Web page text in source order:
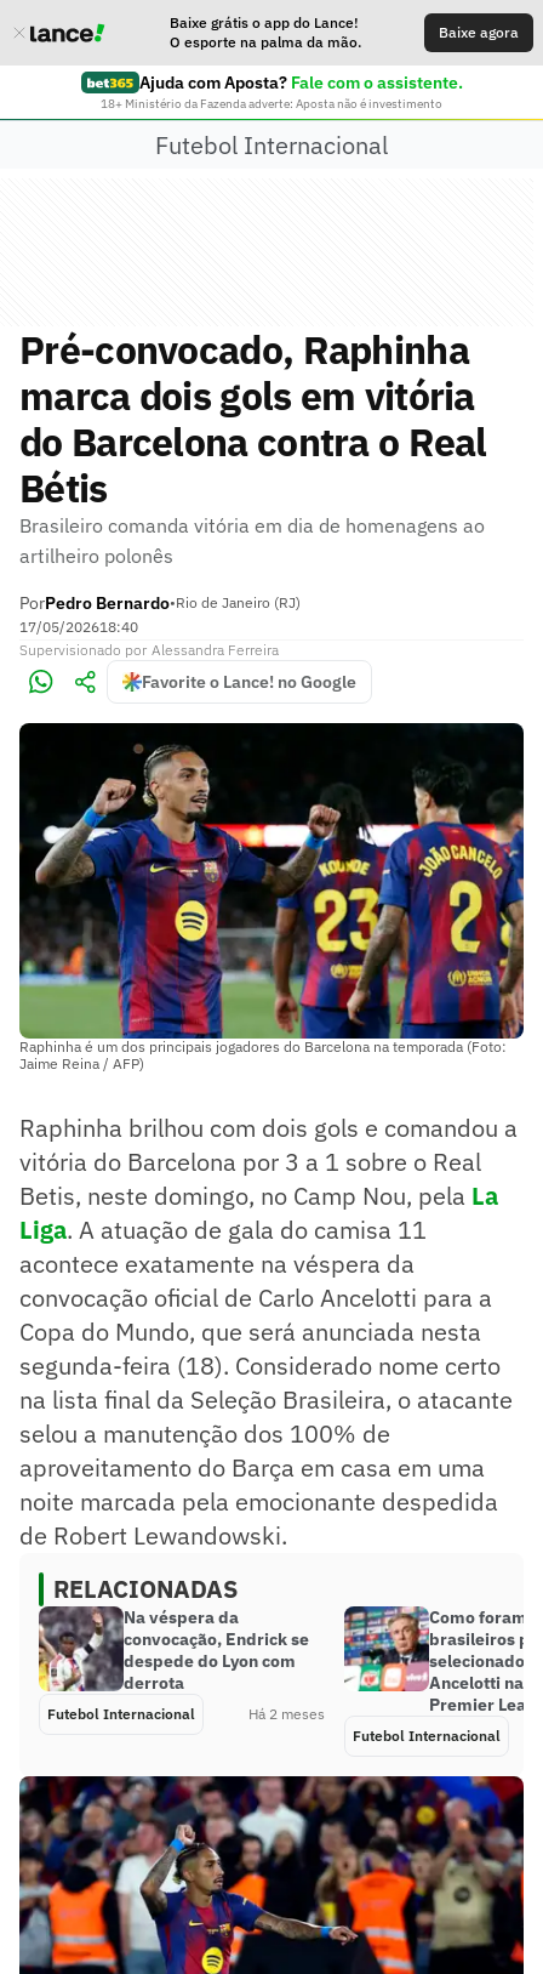
Baixe grátis o app do Lance!
O esporte na palma da mão.
Baixe agora
Ajuda com Aposta? Fale com o assistente.
18+ Ministério da Fazenda adverte: Aposta não é investimento
Futebol Internacional
Pré-convocado, Raphinha
marca dois gols em vitória
do Barcelona contra o Real
Bétis
Brasileiro comanda vitória em dia de homenagens ao
artilheiro polonês
PorPedro Bernardo•Rio de Janeiro (RJ)
17/05/202618:40
Supervisionado por Alessandra Ferreira
Favorite o Lance! no Google
Raphinha é um dos principais jogadores do Barcelona na temporada (Foto:
Jaime Reina / AFP)
Raphinha brilhou com dois gols e comandou a
vitória do Barcelona por 3 a 1 sobre o Real
Betis, neste domingo, no Camp Nou, pela La
Liga. A atuação de gala do camisa 11
acontece exatamente na véspera da
convocação oficial de Carlo Ancelotti para a
Copa do Mundo, que será anunciada nesta
segunda-feira (18). Considerado nome certo
na lista final da Seleção Brasileira, o atacante
selou a manutenção dos 100% de
aproveitamento do Barça em casa em uma
noite marcada pela emocionante despedida
de Robert Lewandowski.
RELACIONADAS
Na véspera da
convocação, Endrick se
despede do Lyon com
derrota
Futebol Internacional Há 2 meses
Como foram
brasileiros
selecionados
Ancelotti na
Premier
Futebol Internacional